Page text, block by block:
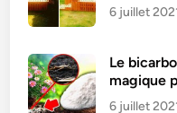
6 juillet
Le
magique
6 juillet